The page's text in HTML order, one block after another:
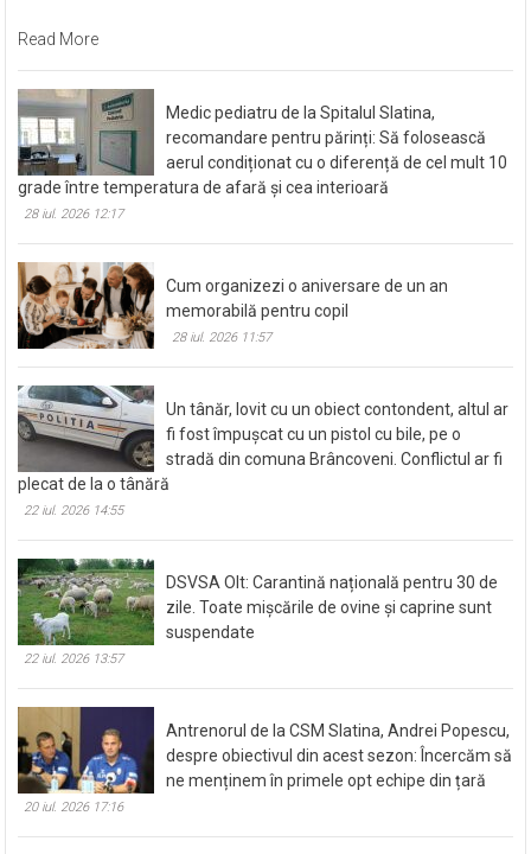
Read More
Medic pediatru de la Spitalul Slatina,
recomandare pentru părinți: Să folosească
aerul condiționat cu o diferență de cel mult 10
grade între temperatura de afară și cea interioară
28 iul. 2026 12:17
Cum organizezi o aniversare de un an
memorabilă pentru copil
28 iul. 2026 11:57
Un tânăr, lovit cu un obiect contondent, altul ar
fi fost împușcat cu un pistol cu bile, pe o
stradă din comuna Brâncoveni. Conflictul ar fi
plecat de la o tânără
22 iul. 2026 14:55
DSVSA Olt: Carantină națională pentru 30 de
zile. Toate mișcările de ovine și caprine sunt
suspendate
22 iul. 2026 13:57
Antrenorul de la CSM Slatina, Andrei Popescu,
despre obiectivul din acest sezon: Încercăm să
ne menținem în primele opt echipe din țară
20 iul. 2026 17:16